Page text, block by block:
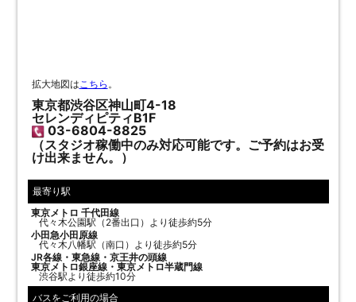
拡大地図はこちら 。
東京都渋谷区神山町4-18
セレンディピティB1F
03-6804-8825
（スタジオ稼働中のみ対応可能です。ご予約はお受
け出来ません。）
最寄り駅
東京メトロ 千代田線
代々木公園駅（2番出口）より徒歩約5分
小田急小田原線
代々木八幡駅（南口）より徒歩約5分
JR各線・東急線・京王井の頭線
東京メトロ銀座線・東京メトロ半蔵門線
渋谷駅より徒歩約10分
バスをご利用の場合